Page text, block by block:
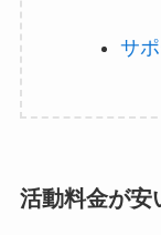
サ
活動料金が安